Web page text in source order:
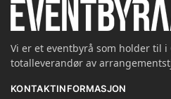
Vi er et eventbyrå som holder til i
totalleverandør av
KONTAKTINFORMASJON